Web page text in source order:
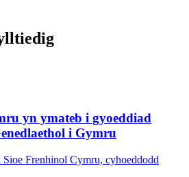
yn ymateb i gyoeddiad
i Gymru
Frenhinol Cymru, cyhoeddodd